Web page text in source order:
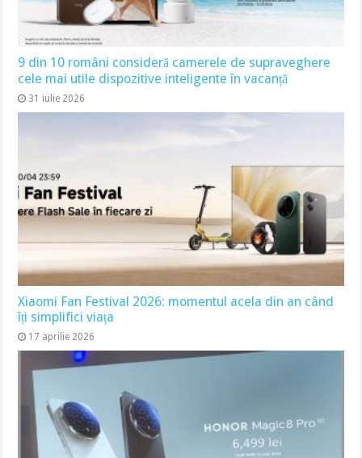
9 din 10 români consideră camerele de supraveghere
cele mai utile dispozitive inteligente în vacanță
31 iulie 2026
Xiaomi Fan Festival 2026: momentul acela din an când
îți simplifici viața
17 aprilie 2026